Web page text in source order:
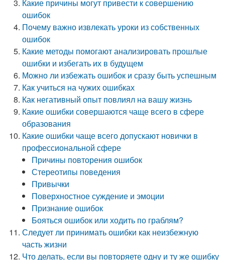
Какие причины могут привести к совершению
ошибок
Почему важно извлекать уроки из собственных
ошибок
Какие методы помогают анализировать прошлые
ошибки и избегать их в будущем
Можно ли избежать ошибок и сразу быть успешным
Как учиться на чужих ошибках
Как негативный опыт повлиял на вашу жизнь
Какие ошибки совершаются чаще всего в сфере
образования
Какие ошибки чаще всего допускают новички в
профессиональной сфере
Причины повторения ошибок
Стереотипы поведения
Привычки
Поверхностное суждение и эмоции
Признание ошибок
Бояться ошибок или ходить по граблям?
Следует ли принимать ошибки как неизбежную
часть жизни
Что делать, если вы повторяете одну и ту же ошибку